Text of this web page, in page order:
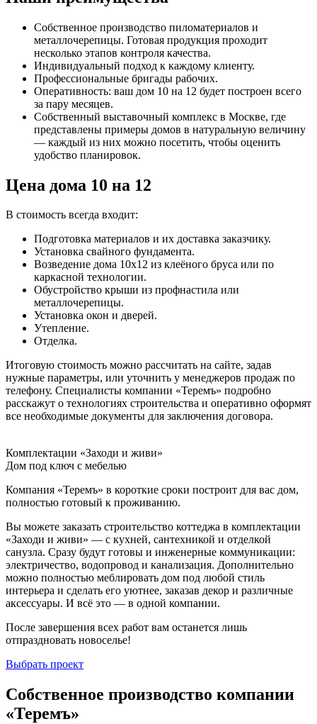
Собственное производство пиломатериалов и
металлочерепицы. Готовая продукция проходит
несколько этапов контроля качества.
Индивидуальный подход к каждому клиенту.
Профессиональные бригады рабочих.
Оперативность: ваш дом 10 на 12 будет построен всего
за пару месяцев.
Собственный выставочный комплекс в Москве, где
представлены примеры домов в натуральную величину
— каждый из них можно посетить, чтобы оценить
удобство планировок.
Цена дома 10 на 12
В стоимость всегда входит:
Подготовка материалов и их доставка заказчику.
Установка свайного фундамента.
Возведение дома 10х12 из клеёного бруса или по
каркасной технологии.
Обустройство крыши из профнастила или
металлочерепицы.
Установка окон и дверей.
Утепление.
Отделка.
Итоговую стоимость можно рассчитать на сайте, задав
нужные параметры, или уточнить у менеджеров продаж по
телефону. Специалисты компании «Теремъ» подробно
расскажут о технологиях строительства и оперативно оформят
все необходимые документы для заключения договора.
Комплектации «Заходи и живи»
Дом под ключ с мебелью
Компания «Теремъ» в короткие сроки построит для вас дом,
полностью готовый к проживанию.
Вы можете заказать строительство коттеджа в комплектации
«Заходи и живи» — с кухней, сантехникой и отделкой
санузла. Сразу будут готовы и инженерные коммуникации:
электричество, водопровод и канализация. Дополнительно
можно полностью меблировать дом под любой стиль
интерьера и сделать его уютнее, заказав декор и различные
аксессуары. И всё это — в одной компании.
После завершения всех работ вам останется лишь
отпраздновать новоселье!
Выбрать проект
Собственное производство компании
«Теремъ»